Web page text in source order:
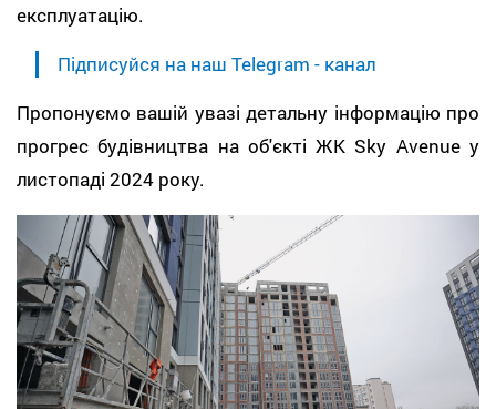
експлуатацію.
Підписуйся на наш Telegram - канал
Пропонуємо вашій увазі детальну інформацію про
прогрес будівництва на об'єкті ЖК Sky Avenue у
листопаді 2024 року.